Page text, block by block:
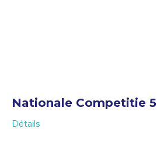
Nationale Competitie 5
Détails